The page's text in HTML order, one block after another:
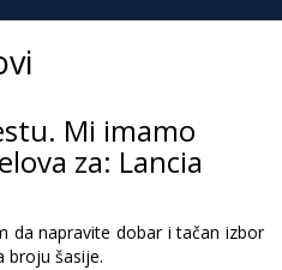
Mi imamo
za: Lancia
da napravite dobar i tačan izbor
broju šasije.